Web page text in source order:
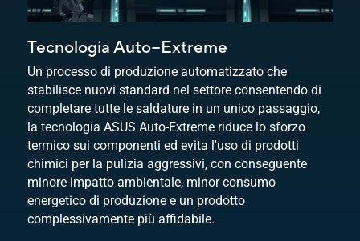
Tecnologia Auto−Extreme
Un processo di produzione automatizzato che
stabilisce nuovi standard nel settore consentendo di
completare tutte le saldature in un unico passaggio,
la tecnologia ASUS Auto-Extreme riduce lo sforzo
termico sui componenti ed evita l'uso di prodotti
chimici per la pulizia aggressivi, con conseguente
minore impatto ambientale, minor consumo
energetico di produzione e un prodotto
complessivamente più affidabile.